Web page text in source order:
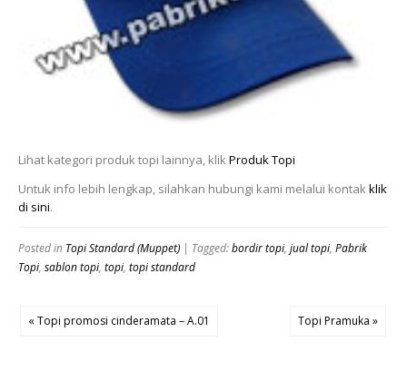
Lihat kategori produk topi lainnya, klikProduk Topi
Untuk info lebih lengkap, silahkan hubungi kami melalui kontakklik
di sini.
Posted in Topi Standard (Muppet) | Tagged:bordir topi, jual topi, Pabrik
Topi, sablon topi, topi, topi standard
« Topi promosi cinderamata – A.01 Topi Pramuka »